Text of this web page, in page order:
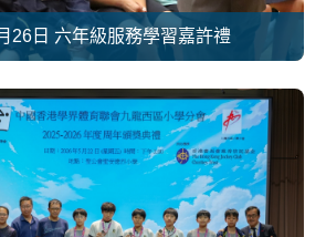
26日 六年級服務學習嘉許禮